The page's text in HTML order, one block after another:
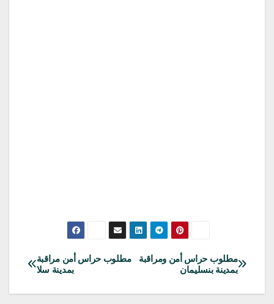
تصفّح
المقالات
مطلوب حراس أمن مراقبة
بمدينة سلا
مطلوب حراس أمن ومراقبة
بمدينة بنسليمان